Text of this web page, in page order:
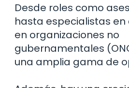
Desde roles como
hasta especialistas
en organizaciones no
gubernamentales
una amplia gama de